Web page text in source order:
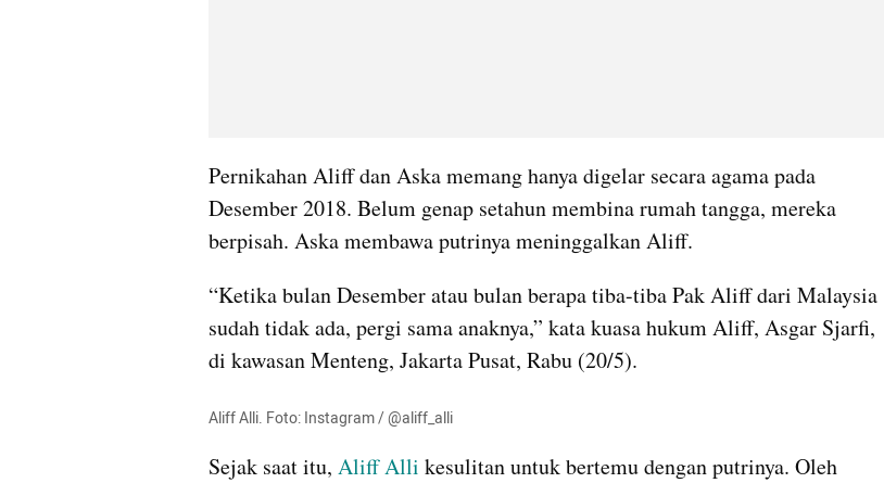
Pernikahan Aliff dan Aska memang hanya digelar secara agama pada
Desember 2018. Belum genap setahun membina rumah tangga, mereka
berpisah. Aska membawa putrinya meninggalkan Aliff.
“Ketika bulan Desember atau bulan berapa tiba-tiba Pak Aliff dari Malaysia
sudah tidak ada, pergi sama anaknya,” kata kuasa hukum Aliff, Asgar Sjarfi,
di kawasan Menteng, Jakarta Pusat, Rabu (20/5).
Aliff Alli. Foto: Instagram / @aliff_alli
Sejak saat itu, Aliff Alli kesulitan untuk bertemu dengan putrinya. Oleh